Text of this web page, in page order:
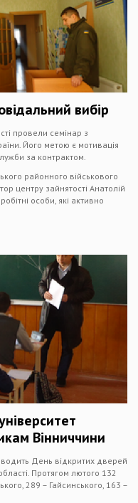
вибір
провели семінар з
Його метою є мотивація
за контрактом.
районного військового
центру зайнятості Анатолій
особи, які активно
Вінниччини
День відкритих дверей
Протягом лютого 132
289 – Гайсинського, 163 –